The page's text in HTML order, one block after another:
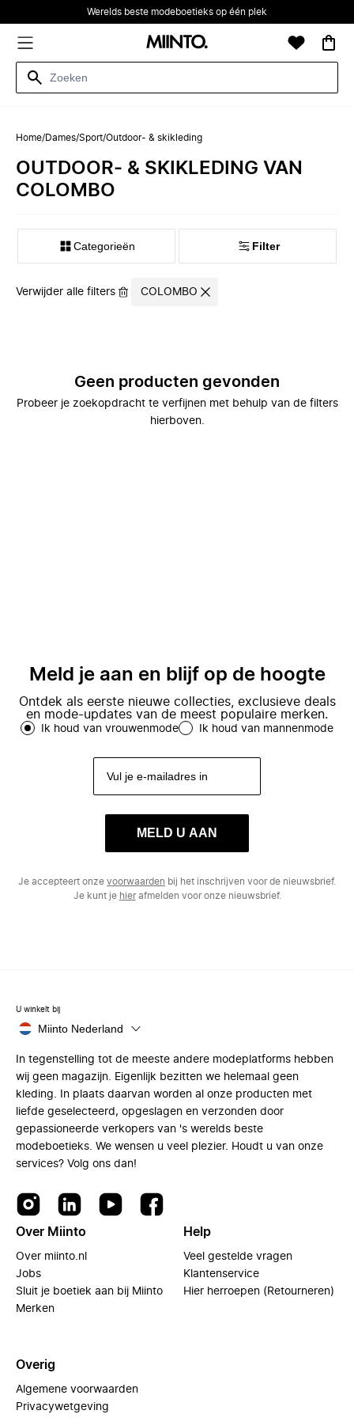
Werelds beste modeboetieks op één plek
Home/Dames/Sport/Outdoor- & skikleding
OUTDOOR- & SKIKLEDING VAN
COLOMBO
Categorieën Filter
Verwijder alle filters COLOMBO
Geen producten gevonden
Probeer je zoekopdracht te verfijnen met behulp van de filters
hierboven.
Meld je aan en blijf op de hoogte
Ontdek als eerste nieuwe collecties, exclusieve deals
en mode-updates van de meest populaire merken.
Ik houd van vrouwenmode Ik houd van mannenmode
MELD U AAN
Je accepteert onze voorwaarden bij het inschrijven voor de nieuwsbrief.
Je kunt je hierafmelden voor onze nieuwsbrief.
U winkelt bij
Miinto Nederland
In tegenstelling tot de meeste andere modeplatforms hebben
wij geen magazijn. Eigenlijk bezitten we helemaal geen
kleding. In plaats daarvan worden al onze producten met
liefde geselecteerd, opgeslagen en verzonden door
gepassioneerde verkopers van 's werelds beste
modeboetieks. We wensen u veel plezier. Houdt u van onze
services? Volg ons dan!
Over Miinto
Over miinto.nl
Jobs
Sluit je boetiek aan bij Miinto
Merken
Help
Veel gestelde vragen
Klantenservice
Hier herroepen (Retourneren)
Overig
Algemene voorwaarden
Privacywetgeving